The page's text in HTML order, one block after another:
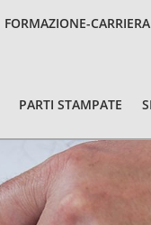
FORMAZIONE-CARRIERA
PARTI STAMPATE